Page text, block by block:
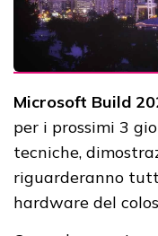
Microsoft Build
per i prossimi 3
tecniche,
riguarderanno
hardware del